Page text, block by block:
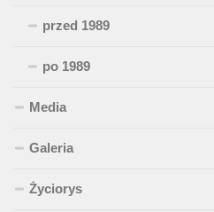
przed 1989
po 1989
Media
Galeria
Życiorys